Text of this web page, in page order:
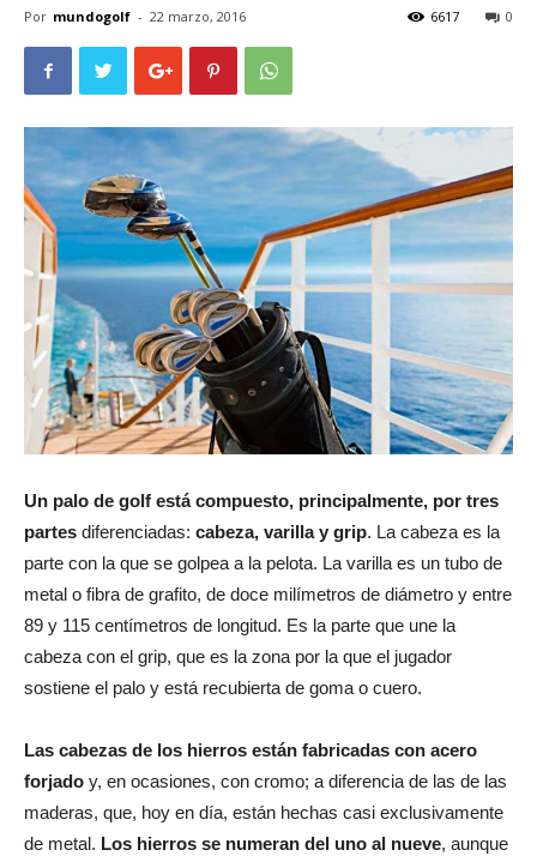
Por mundogolf - 22 marzo, 2016 0
6617
Un palo de golf está compuesto, principalmente, por tres
partes diferenciadas: cabeza, varilla y grip. La cabeza es la
parte con la que se golpea a la pelota. La varilla es un tubo de
metal o fibra de grafito, de doce milímetros de diámetro y entre
89 y 115 centímetros de longitud. Es la parte que une la
cabeza con el grip, que es la zona por la que el jugador
sostiene el palo y está recubierta de goma o cuero.
Las cabezas de los hierros están fabricadas con acero
forjado y, en ocasiones, con cromo; a diferencia de las de las
maderas, que, hoy en día, están hechas casi exclusivamente
de metal. Los hierros se numeran del uno al nueve, aunque